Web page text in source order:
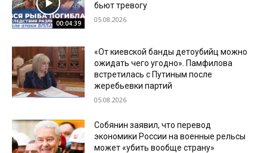
00:04:39
бьют тревогу
05.08.2026
«От киевской банды детоубийц можно
ожидать чего угодно». Памфилова
встретилась с Путиным после
жеребьевки партий
05.08.2026
Собянин заявил, что перевод
экономики России на военные рельсы
может «убить вообще страну»